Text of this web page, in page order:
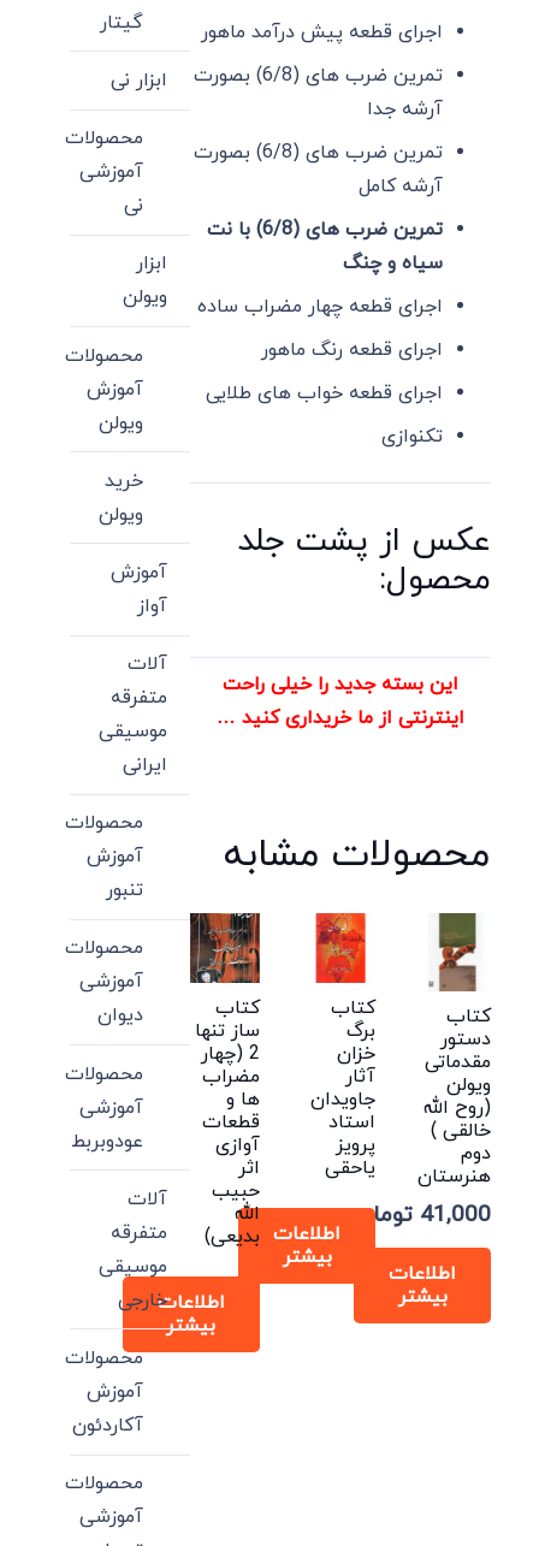
اجرای قطعه پیش درآمد ماهور
تمرین ضرب های (6/8) بصورت
آرشه جدا
تمرین ضرب های (6/8) بصورت
آرشه کامل
تمرین ضرب های (6/8) با نت
سیاه و چنگ
اجرای قطعه چهار مضراب ساده
اجرای قطعه رنگ ماهور
اجرای قطعه خواب های طلایی
تکنوازی
عکس از پشت جلد
محصول:
این بسته جدید را خیلی راحت
اینترنتی از ما خریداری کنید …
محصولات مشابه
کتاب
دستور
مقدماتی
ویولن
(روح الله
خالقی )
دوم
هنرستان
41,000 تومان
اطلاعات
بیشتر
کتاب
برگ
خزان
آثار
جاویدان
استاد
پرویز
یاحقی
اطلاعات
بیشتر
کتاب
ساز تنها
2 (چهار
مضراب
ها و
قطعات
آوازی
اثر
حبیب
الله
بدیعی)
اطلاعات
بیشتر
گیتار
ابزار نی
محصولات
آموزشی
نی
ابزار
ویولن
محصولات
آموزش
ویولن
خرید
ویولن
آموزش
آواز
آلات
متفرقه
موسیقی
ایرانی
محصولات
آموزش
تنبور
محصولات
آموزشی
دیوان
محصولات
آموزشی
عودوبربط
آلات
متفرقه
موسیقی
خارجی
محصولات
آموزش
آکاردئون
محصولات
آموزشی